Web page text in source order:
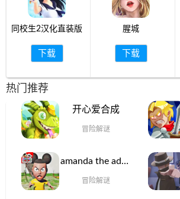
同校生2汉化直装版
下载
腥城
下载
热门推荐
开心爱合成
冒险解谜
amanda the adve
冒险解谜